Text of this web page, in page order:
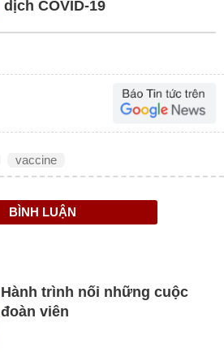
dịch COVID-19
vaccine
BÌNH LUẬN
Hành trình nối những cuộc
đoàn viên